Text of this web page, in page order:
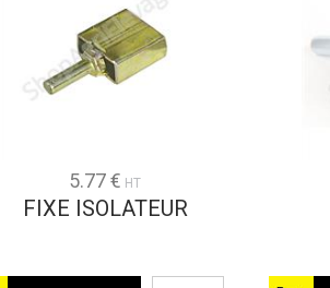
5.77 € HT
FIXE ISOLATEUR